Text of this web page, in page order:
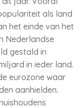
als land
het einde van het
Nederlandse
gestald in
in ieder land.
eurozone waar
aanhielden.